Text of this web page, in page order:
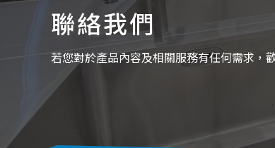
聯絡我們
若您對於產品內容及相關服務有任何需求，